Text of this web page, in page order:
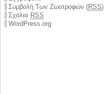
Συμβολή Των Ζωοτροφών (RSS)
Σχόλια RSS
WordPress.org